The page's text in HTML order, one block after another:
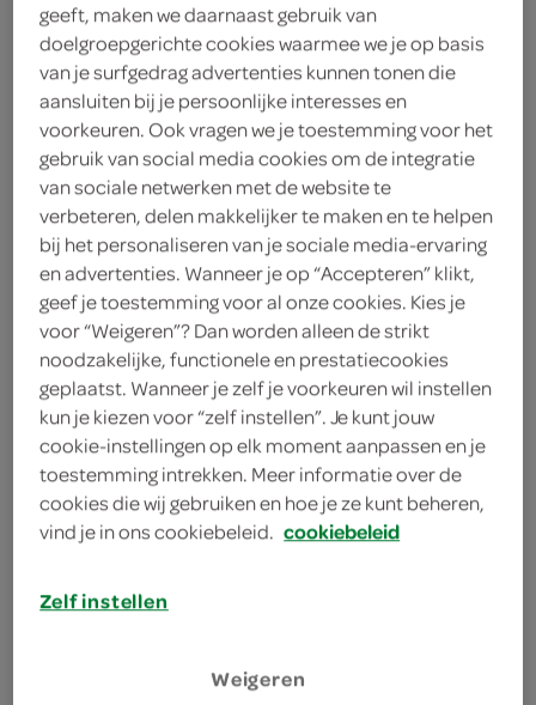
Let op: aanbiedingen zijn niet zichtbaar bij de
producten, maar worden wél automatisch
verwerkt in de winkelmand.
romige spinazie en cordon bleu samen in één
complete maaltijd die je zo opwarmt voor makkelijk
avondeten
spinazie à la crème met cordon bleu,
aardappelpuree en jus
warm de kant en klare maaltijd op in de oven of
in de magnetron
bewaar je Daily Chef maaltijd in de koelkast
omschrijving
geeft, maken we daarnaast gebruik van
doelgroepgerichte cookies waarmee we je op basis
van je surfgedrag advertenties kunnen tonen die
aansluiten bij je persoonlijke interesses en
voorkeuren. Ook vragen we je toestemming voor het
gebruik van social media cookies om de integratie
van sociale netwerken met de website te
verbeteren, delen makkelijker te maken en te helpen
bij het personaliseren van je sociale media-ervaring
en advertenties. Wanneer je op “Accepteren” klikt,
geef je toestemming voor al onze cookies. Kies je
voor “Weigeren”? Dan worden alleen de strikt
noodzakelijke, functionele en prestatiecookies
geplaatst. Wanneer je zelf je voorkeuren wil instellen
kun je kiezen voor “zelf instellen”. Je kunt jouw
cookie-instellingen op elk moment aanpassen en je
toestemming intrekken. Meer informatie over de
cookies die wij gebruiken en hoe je ze kunt beheren,
vind je in ons cookiebeleid. cookiebeleid
Zelf instellen
Weigeren